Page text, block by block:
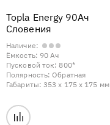
Topla Energy 90Ач
Словения
Наличие:
Ёмкость: 90 Ач
Пусковой ток:800*
Полярность:Обратная
Габариты: 353 x 175 x 175 мм